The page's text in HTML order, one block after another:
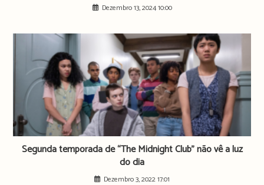
Dezembro 13, 2024 10:00
Segunda temporada de “The Midnight Club” não vê a luz
do dia
Dezembro 3, 2022 17:01